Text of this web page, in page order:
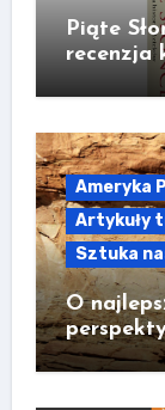
Piąte
recenzja
Ameryka
Artykuły
Sztuka
O